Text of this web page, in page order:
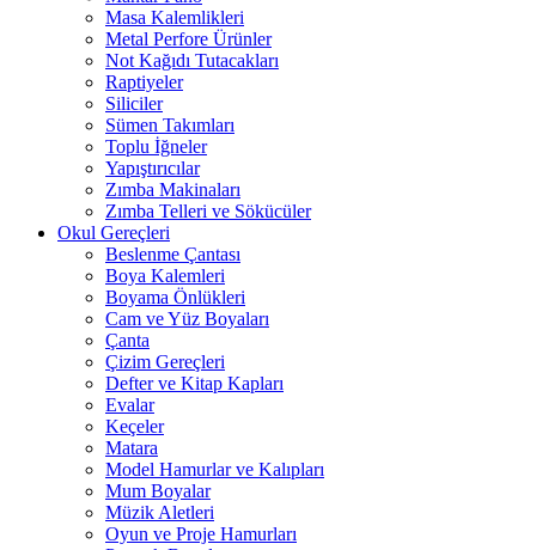
Masa Kalemlikleri
Metal Perfore Ürünler
Not Kağıdı Tutacakları
Raptiyeler
Siliciler
Sümen Takımları
Toplu İğneler
Yapıştırıcılar
Zımba Makinaları
Zımba Telleri ve Sökücüler
Okul Gereçleri
Beslenme Çantası
Boya Kalemleri
Boyama Önlükleri
Cam ve Yüz Boyaları
Çanta
Çizim Gereçleri
Defter ve Kitap Kapları
Evalar
Keçeler
Matara
Model Hamurlar ve Kalıpları
Mum Boyalar
Müzik Aletleri
Oyun ve Proje Hamurları